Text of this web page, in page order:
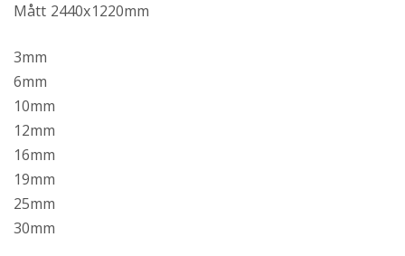
Mått 2440x1220mm
3mm
6mm
10mm
12mm
16mm
19mm
25mm
30mm